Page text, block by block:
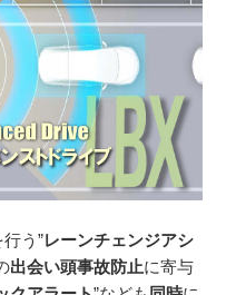
行う”レーンチェンジアシ
出会い頭事故防止に寄与